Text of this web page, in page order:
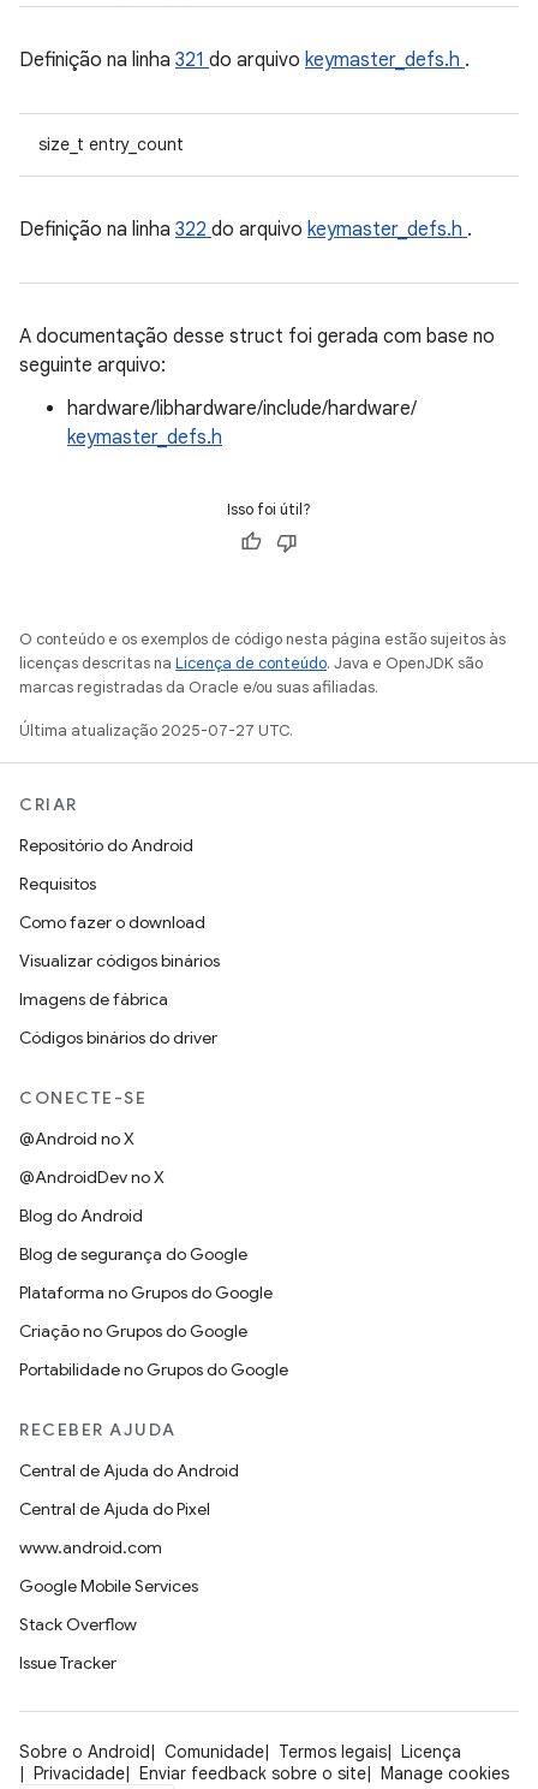
Definição na linha 321 do arquivo keymaster_defs.h .
size_t entry_count
Definição na linha 322 do arquivo keymaster_defs.h .
A documentação desse struct foi gerada com base no
seguinte arquivo:
hardware/libhardware/include/hardware/
keymaster_defs.h
Isso foi útil?
O conteúdo e os exemplos de código nesta página estão sujeitos às
licenças descritas na Licença de conteúdo. Java e OpenJDK são
marcas registradas da Oracle e/ou suas afiliadas.
Última atualização 2025-07-27 UTC.
CRIAR
Repositório do Android
Requisitos
Como fazer o download
Visualizar códigos binários
Imagens de fábrica
Códigos binários do driver
CONECTE-SE
@Android no X
@AndroidDev no X
Blog do Android
Blog de segurança do Google
Plataforma no Grupos do Google
Criação no Grupos do Google
Portabilidade no Grupos do Google
RECEBER AJUDA
Central de Ajuda do Android
Central de Ajuda do Pixel
www.android.com
Google Mobile Services
Stack Overflow
Issue Tracker
Sobre o Android Comunidade Termos legais
Licença
Privacidade
Enviar feedback sobre o site Manage cookies